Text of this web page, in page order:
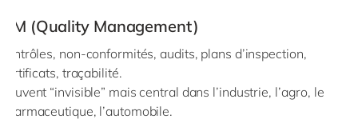
QM (Quality Management)
contrôles, non-conformités, audits, plans d’inspection,
certificats, traçabilité.
Souvent “invisible” mais central dans l’industrie, l’agro, le
pharmaceutique, l’automobile.